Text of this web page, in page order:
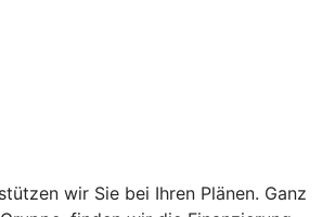
wir Sie bei Ihren Plänen. Ganz